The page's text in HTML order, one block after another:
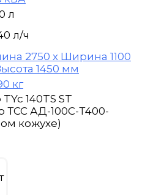
л
л/ч
2750 х Ширина 1100
1450 мм
кг
140TS ST
ТСС АД-100С-Т400-
кожухе)